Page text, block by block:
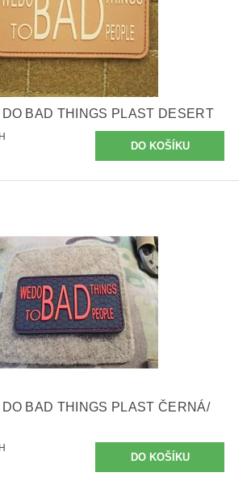
BAD THINGS PLAST DESERT
BAD THINGS PLAST ČERNÁ/